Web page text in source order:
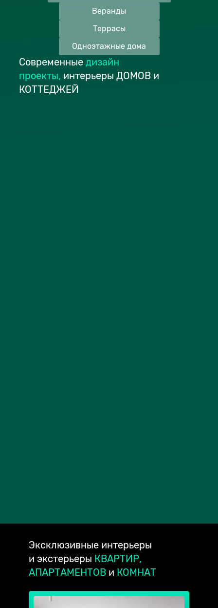
Веранды
Террасы
Одноэтажные дома
Современные дизайн
проекты, интерьеры ДОМОВ и
КОТТЕДЖЕЙ
Эксклюзивные интерьеры
и экстерьеры КВАРТИР,
АПАРТАМЕНТОВ и КОМНАТ